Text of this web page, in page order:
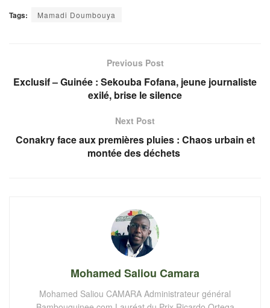
Tags: Mamadi Doumbouya
Previous Post
Exclusif – Guinée : Sekouba Fofana, jeune journaliste
exilé, brise le silence
Next Post
Conakry face aux premières pluies : Chaos urbain et
montée des déchets
Mohamed Saliou Camara
Mohamed Saliou CAMARA Administrateur général